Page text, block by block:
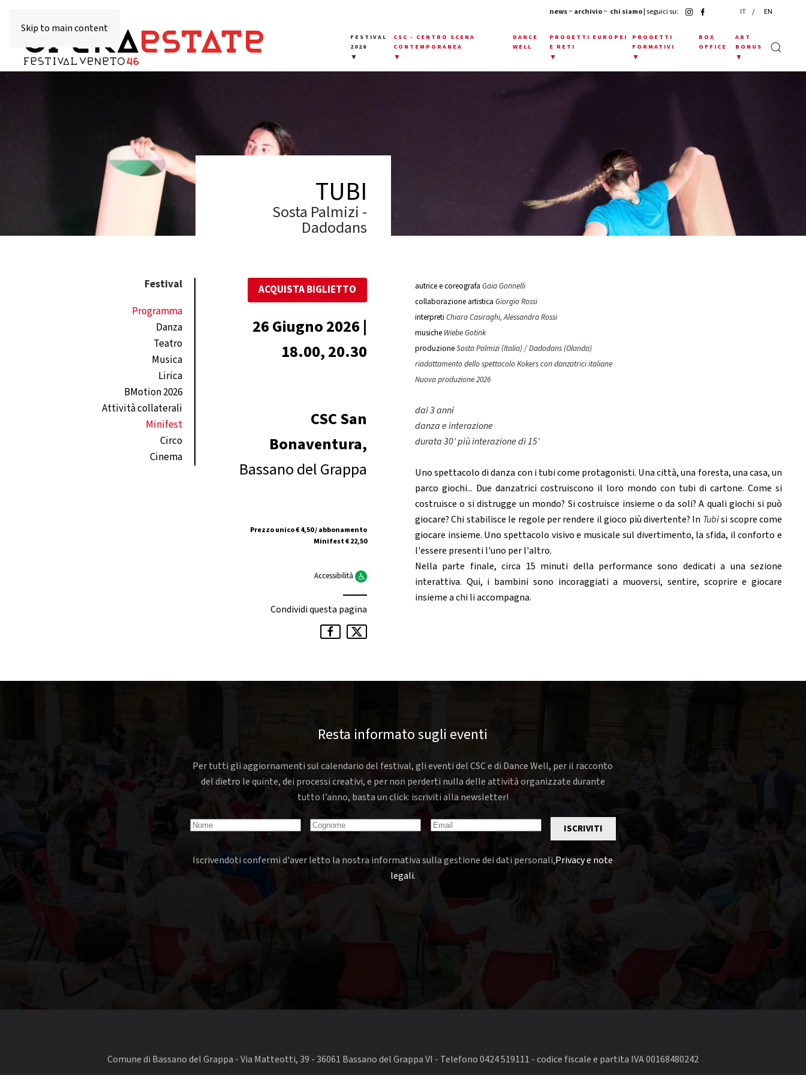
Skip to main content
news−archivio− chi siamo| seguici su: IT EN
FESTIVAL
2026
▼
CSC - CENTRO SCENA
CONTEMPORANEA
▼
DANCE
WELL
PROGETTI EUROPEI
E RETI
▼
PROGETTI
FORMATIVI
▼
BOX
OFFICE
ART
BONUS
▼
TUBI
Sosta Palmizi -
Dadodans
Festival
Programma
Danza
Teatro
Musica
Lirica
BMotion 2026
Attività collaterali
Minifest
Circo
Cinema
ACQUISTA BIGLIETTO
26 Giugno 2026 |
18.00, 20.30
CSC San
Bonaventura,
Bassano del Grappa
Prezzo unico € 4,50 / abbonamento
Minifest € 22,50
Accessibilità
Condividi questa pagina
autrice e coreografa Gaia Gonnelli
collaborazione artistica Giorgio Rossi
interpreti Chiara Casiraghi, Alessandra Rossi
musiche Wiebe Gotink
produzioneSosta Palmizi (Italia) / Dadodans (Olanda)
riadattamento dello spettacolo Kokers con danzatrici italiane
Nuova produzione 2026
dai 3 anni
danza e interazione
durata 30’ più interazione di 15’
Uno spettacolo di danza con i tubi come protagonisti. Una città, una foresta, una casa, un
parco giochi... Due danzatrici costruiscono il loro mondo con tubi di cartone. Come si
costruisce o si distrugge un mondo? Si costruisce insieme o da soli? A quali giochi si può
giocare? Chi stabilisce le regole per rendere il gioco più divertente? In Tubisi scopre come
giocare insieme. Uno spettacolo visivo e musicale sul divertimento, la sfida, il conforto e
l'essere presenti l'uno per l'altro.
Nella parte finale, circa 15 minuti della performance sono dedicati a una sezione
interattiva. Qui, i bambini sono incoraggiati a muoversi, sentire, scoprire e giocare
insieme a chi li accompagna.
Resta informato sugli eventi
Per tutti gli aggiornamenti sul calendario del festival, gli eventi del CSC e di Dance Well, per il racconto
del dietro le quinte, dei processi creativi, e per non perderti nulla delle attività organizzate durante
tutto l’anno, basta un click: iscriviti alla newsletter!
ISCRIVITI
Iscrivendoti confermi d'aver letto la nostra informativa sulla gestione dei dati personali,Privacy e note
legali.
Comune di Bassano del Grappa - Via Matteotti, 39 - 36061 Bassano del Grappa VI - Telefono 0424 519111 - codice fiscale e partita IVA 00168480242